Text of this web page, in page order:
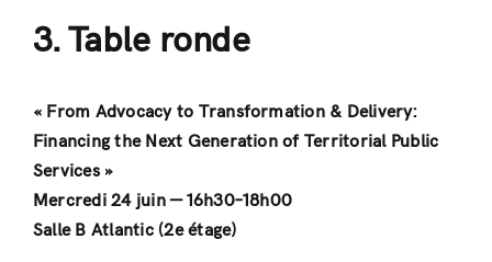
3. Table ronde
« From Advocacy to Transformation & Delivery:
Financing the Next Generation of Territorial Public
Services »
Mercredi 24 juin — 16h30–18h00
Salle B Atlantic (2e étage)